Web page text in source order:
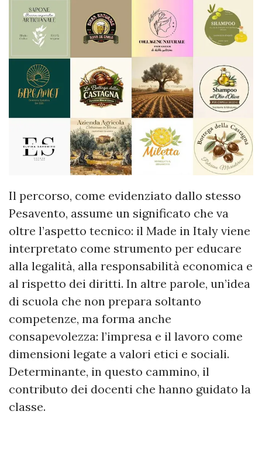
Il percorso, come evidenziato dallo stesso
Pesavento, assume un significato che va
oltre l’aspetto tecnico: il Made in Italy viene
interpretato come strumento per educare
alla legalità, alla responsabilità economica e
al rispetto dei diritti. In altre parole, un’idea
di scuola che non prepara soltanto
competenze, ma forma anche
consapevolezza: l’impresa e il lavoro come
dimensioni legate a valori etici e sociali.
Determinante, in questo cammino, il
contributo dei docenti che hanno guidato la
classe.